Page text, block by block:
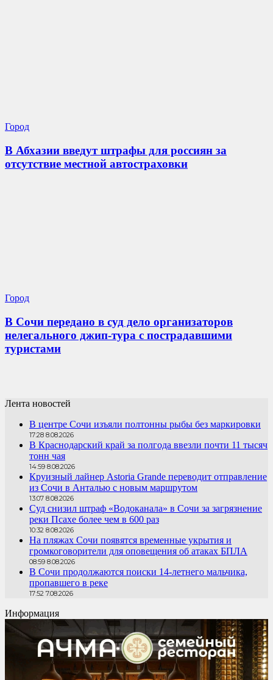
Город
В Абхазии введут штрафы для россиян за
отсутствие местной автостраховки
Город
В Сочи передано в суд дело организаторов
нелегального джип-тура с пострадавшими
туристами
Лента новостей
В центре Сочи изъяли полтонны рыбы без маркировки
17:28 8.08.2026
В Краснодарский край за полгода ввезли почти 11 тысяч
тонн чая
14:59 8.08.2026
Круизный лайнер Astoria Grande переводит отправление
из Сочи в Анталью с новым маршрутом
13:07 8.08.2026
Суд снизил штраф «Водоканала» в Сочи за загрязнение
реки Псахе более чем в 600 раз
10:32 8.08.2026
На пляжах Сочи появятся временные укрытия и
громкоговорители для оповещения об атаках БПЛА
08:59 8.08.2026
В Сочи продолжаются поиски 14-летнего мальчика,
пропавшего в реке
17:52 7.08.2026
Информация